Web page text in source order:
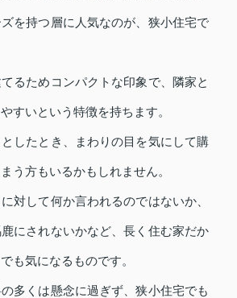
を持つ層に人気なのが、狭小住宅で
るためコンパクトな印象で、隣家と
すいという特徴を持ちます。
したとき、まわりの目を気にして購
う方もいるかもしれません。
対して何か言われるのではないか、
にされないかなど、長く住む家だか
も気になるものです。
多くは懸念に過ぎず、狭小住宅でも